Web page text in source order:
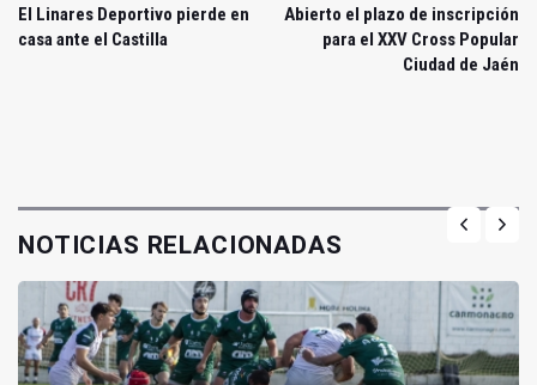
El Linares Deportivo pierde en
casa ante el Castilla
Abierto el plazo de inscripción
para el XXV Cross Popular
Ciudad de Jaén
NOTICIAS RELACIONADAS